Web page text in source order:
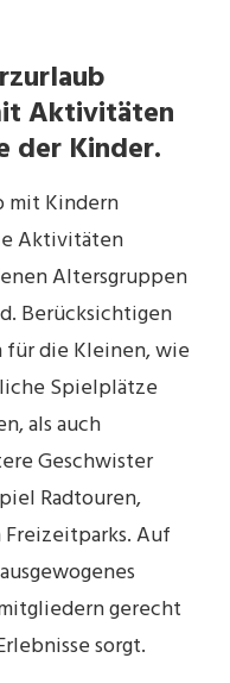
Aktivitäten
der Kinder.
mit Kindern
Aktivitäten
Altersgruppen
Berücksichtigen
für die Kleinen, wie
Spielplätze
als auch
Geschwister
Radtouren,
Auf
gerecht
sorgt.